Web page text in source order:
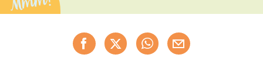
Recommander maintenant